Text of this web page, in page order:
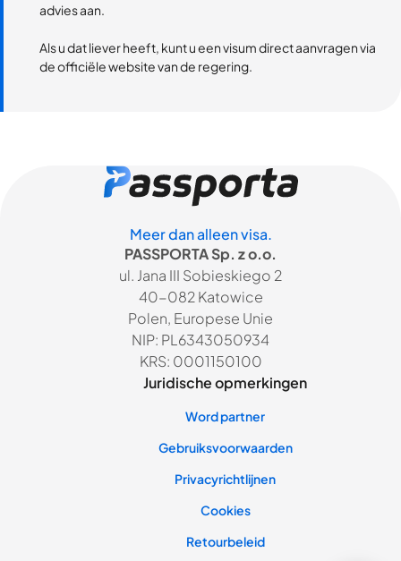
advies aan.
Als u dat liever heeft, kunt u een visum direct aanvragen via
de officiële website van de regering.
Meer dan alleen visa.
PASSPORTA Sp. z o.o.
ul. Jana III Sobieskiego 2
40-082 Katowice
Polen, Europese Unie
NIP: PL6343050934
KRS: 0001150100
Juridische opmerkingen
Word partner
Gebruiksvoorwaarden
Privacyrichtlijnen
Cookies
Retourbeleid